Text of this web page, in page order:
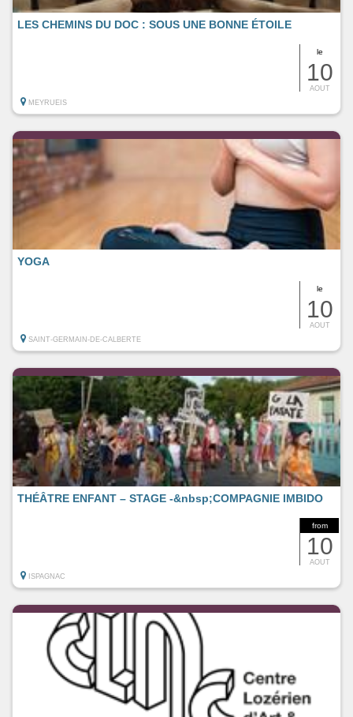
le
10
AOUT
LES CHEMINS DU DOC : SOUS UNE BONNE ÉTOILE
MEYRUEIS
le
10
AOUT
YOGA
SAINT-GERMAIN-DE-CALBERTE
from
10
AOUT
THÉÂTRE ENFANT – STAGE -&nbsp;COMPAGNIE IMBIDO
ISPAGNAC